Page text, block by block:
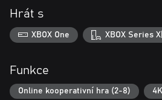
what powers they hide.
• Slay over twenty distinct enemies and
broadening world across multiple
• Band together with up to 7 friends in
world and reality becomes only a bitter
Hrát s
XBOX One XBOX Series
Funkce
Online kooperativní hra (2-8)